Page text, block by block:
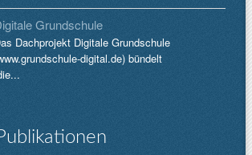
Grundschule
Dachprojekt Digitale Grundschule
digital.de) bündelt